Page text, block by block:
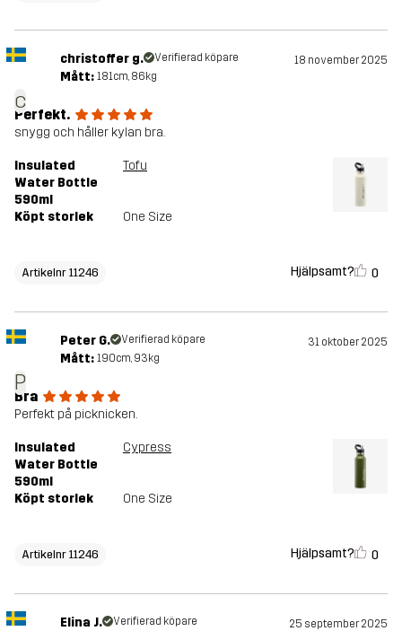
c
christoffer g. Verifierad köpare 18 november 2025
Mått: 181cm, 86kg
Perfekt.
snygg och håller kylan bra.
Insulated
Water Bottle
590ml
Tofu
Köpt storlek One Size
Artikelnr 11246 Hjälpsamt? 0
P
Peter G. Verifierad köpare 31 oktober 2025
Mått: 190cm, 93kg
Bra
Perfekt på picknicken.
Insulated
Water Bottle
590ml
Cypress
Köpt storlek One Size
Artikelnr 11246 Hjälpsamt? 0
Elina J. Verifierad köpare 25 september 2025